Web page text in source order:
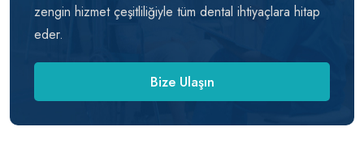
zengin hizmet çeşitliliğiyle tüm dental ihtiyaçlara hitap
eder.
Bize Ulaşın